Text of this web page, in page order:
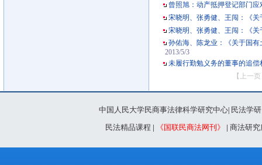
曾照旭：动产抵押登记部门
宋晓明、张勇健、王闯：《
宋晓明、张勇健、王闯：《
孙佑海、陈龙业：《关于国
2013/5/3
未履行勤勉义务的董事的追偿
【上一
中国人民大学民商事法律科学研究中心| 民法学
民法精品课程 | 《国联民商法网刊》 | 商法研究